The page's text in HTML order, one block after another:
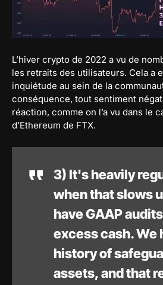
L’hiver crypto de 2022 a vu de
les retraits des utilisateurs. Cela a
inquiétude au sein de la
conséquence, tout sentiment
réaction, comme on l’a vu dans le
d’Ethereum de FTX.
3) It's heavily
when that slows
have GAAP
excess cash. We
history of
assets, and that